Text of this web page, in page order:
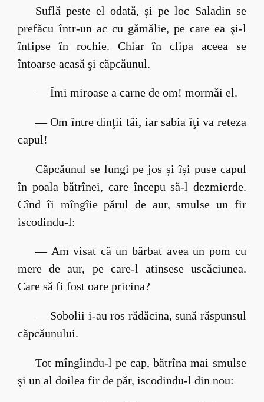
Suflă peste el odată, și pe loc Saladin se
prefăcu într-un ac cu gămălie, pe care ea şi-l
înfipse în rochie. Chiar în clipa aceea se
întoarse acasă şi căpcăunul.
— Îmi miroase a carne de om! mormăi el.
— Om între dinţii tăi, iar sabia îţi va reteza
capul!
Căpcăunul se lungi pe jos și își puse capul
în poala bătrînei, care începu să-l dezmierde.
Cînd îi mîngîie părul de aur, smulse un fir
iscodindu-l:
— Am visat că un bărbat avea un pom cu
mere de aur, pe care-l atinsese uscăciunea.
Care să fi fost oare pricina?
— Sobolii i-au ros rădăcina, sună răspunsul
căpcăunului.
Tot mîngîindu-l pe cap, bătrîna mai smulse
și un al doilea fir de păr, iscodindu-l din nou: